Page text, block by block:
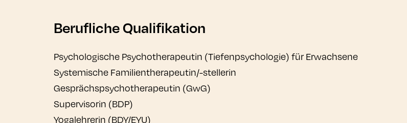
Berufliche Qualifikation
Psychologische Psychotherapeutin (Tiefenpsychologie) für Erwachsene
Systemische Familientherapeutin/-stellerin
Gesprächspsychotherapeutin (GwG)
Supervisorin (BDP)
Yogalehrerin (BDY/EYU)